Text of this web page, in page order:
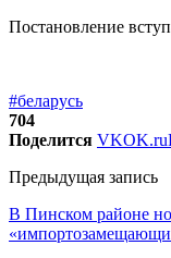
Постановление
#беларусь
704
Поделится VKOK.ru
Предыдущая запись
В Пинском районе